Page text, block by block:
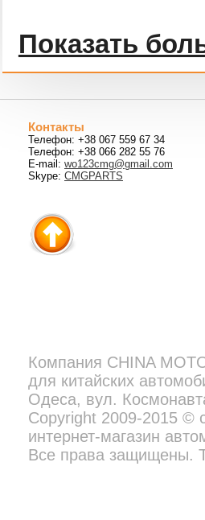
Показать
Контакты
Телефон: +38 067 559 67 34
Телефон: +38 066 282 55 76
E-mail: wo123cmg@gmail.com
Skype: CMGPARTS
Copyright 2009-2015 © cmg-
Все права защищены. Телефон:
Компания CHINA
для китайских
Одеса, вул.
Copyright 2009-2015 ©
интернет-магазин
Все права защищены.